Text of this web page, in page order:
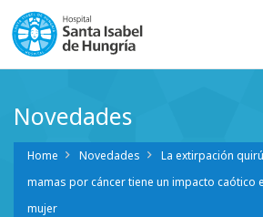
Novedades
Home Novedades
La extirpación
mamas por cáncer tiene un impacto caótico
mujer